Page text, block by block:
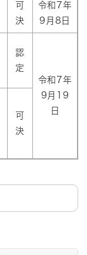
可
決
令和7年
9月8日
認
定
令和7年
9月19
日
可
決